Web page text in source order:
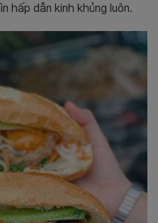
hấp dẫn kinh khủng luôn.